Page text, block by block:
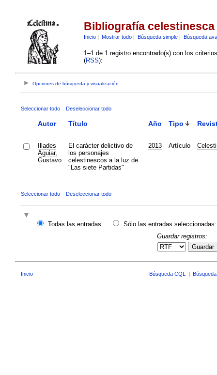
Bibliografía celestinesca
Inicio| Mostrar todo| Búsqueda simple| Búsqueda
1–1 de 1 registro encontrado(s) con los
(RSS):
Opciones de búsqueda y visualización
Seleccionar todo Deseleccionar todo
Autor Título Año Tipo
Illades
Aguiar,
Gustavo
El carácter delictivo de
los personajes
celestinescos a la luz de
"Las siete Partidas"
2013 Artículo
Seleccionar todo Deseleccionar todo
Todas las entradas
Sólo las entradas seleccionadas:
Guardar registros:
Guardar
Inicio Búsqueda CQL